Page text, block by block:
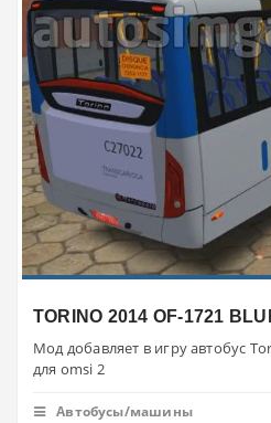
TORINO 2014 OF-1721
Мод добавляет в игру автобус
для omsi 2
Автобусы/машины